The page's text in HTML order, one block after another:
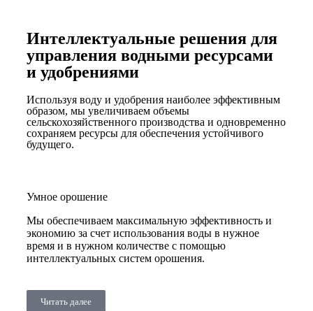
Интеллектуальные решения для
управления водными ресурсами
и удобрениями
Используя воду и удобрения наиболее эффективным
образом, мы увеличиваем объемы
сельскохозяйственного производства и одновременно
сохраняем ресурсы для обеспечения устойчивого
будущего.
Умное орошение
Мы обеспечиваем максимальную эффективность и
экономию за счет использования воды в нужное
время и в нужном количестве с помощью
интеллектуальных систем орошения.
Читать далее